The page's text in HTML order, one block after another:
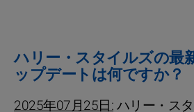
ハリー・スタイルズの最
ップデートは何ですか？
2025年07月25日:ハリー・ス